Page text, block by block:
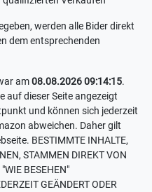
werden alle Bider direkt
dem entsprechenden
am08.08.2026 09:14:15.
auf dieser Seite angezeigt
und können sich jederzeit
abweichen. Daher gilt
BESTIMMTE INHALTE,
STAMMEN DIREKT VON
BESEHEN"
GEÄNDERT ODER